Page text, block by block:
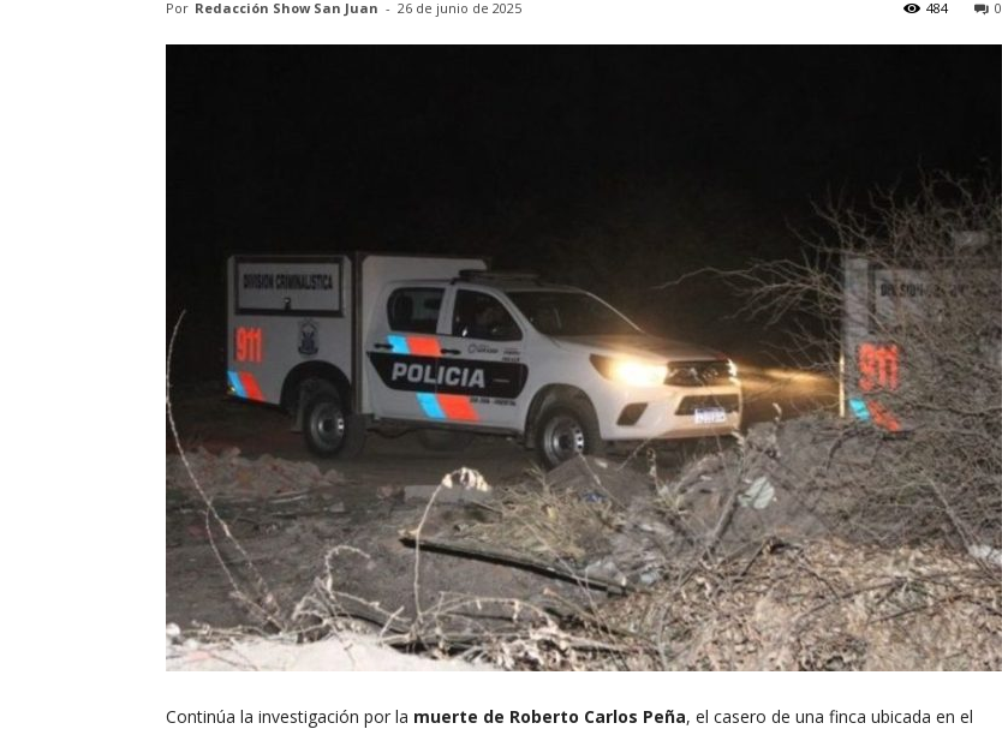
Por Redacción Show San Juan - 26 de junio de 2025 0
484
Continúa la investigación por la muerte de Roberto Carlos Peña, el casero de una finca ubicada en el